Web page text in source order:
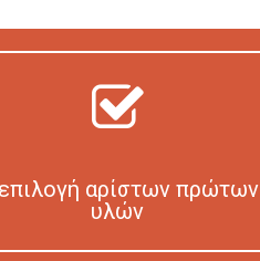
αρίστων πρώτων
υλών